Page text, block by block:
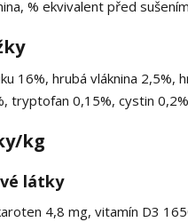
% ekvivalent před sušením
16%, hrubá vláknina 2,5%,
tryptofan 0,15%, cystin 0,2%
kg
látky
4,8 mg, vitamín D3